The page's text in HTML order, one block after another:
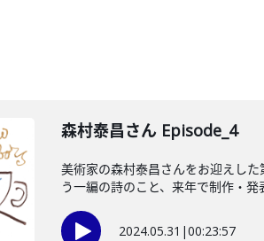
森村泰昌さん Episode_4
美術家の森村泰昌さんをお迎えし
う一編の詩のこと、来年で制作・発
2024.05.31 |00:23:57